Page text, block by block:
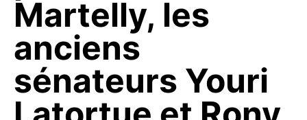
Martelly, les
anciens
sénateurs Youri